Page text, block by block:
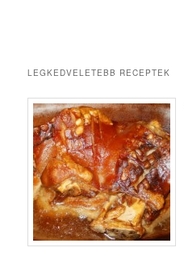
LEGKEDVELETEBB RECEPTEK